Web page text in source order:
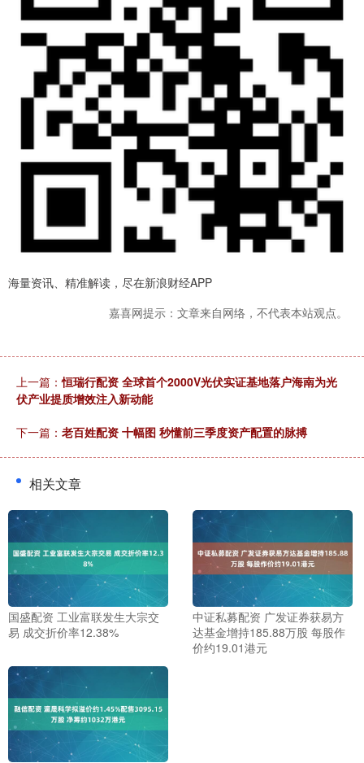
海量资讯、精准解读，尽在新浪财经APP
嘉喜网提示：文章来自网络，不代表本站观点。
上一篇：恒瑞行配资 全球首个2000V光伏实证基地落户海南为光
伏产业提质增效注入新动能
下一篇： 老百姓配资 十幅图 秒懂前三季度资产配置的脉搏
相关文章
国盛配资 工业富联发生大宗交
易 成交折价率12.38%
中证私募配资 广发证券获易方
达基金增持185.88万股 每股作
价约19.01港元